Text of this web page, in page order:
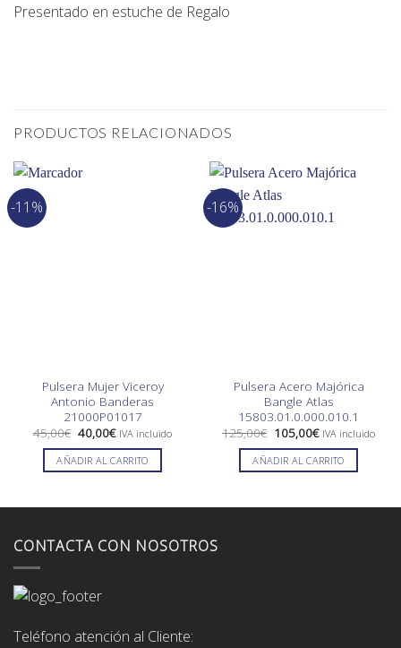
Presentado en estuche de Regalo
PRODUCTOS RELACIONADOS
-11%
Pulsera Mujer Viceroy
Antonio Banderas
21000P01017
45,00€ El
precio
original
era:
40,00€El
actual
es:
IVA incluido
AÑADIR AL CARRITO
-16%
Pulsera Acero Majórica
Bangle Atlas
15803.01.0.000.010.1
125,00€ El
precio
original
era:
105,00€El
actual
es:
IVA incluido
AÑADIR AL CARRITO
CONTACTA CON NOSOTROS
Teléfono atención al Cliente: